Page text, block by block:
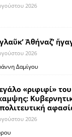
2026
Ἀθήναζ’
2026
Δαμίγου
«ριφιφί»
2026